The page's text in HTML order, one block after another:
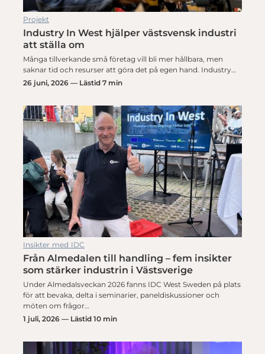
Projekt
Industry In West hjälper västsvensk industri
att ställa om
Många tillverkande små företag vill bli mer hållbara, men
saknar tid och resurser att göra det på egen hand. Industry…
26 juni, 2026 — Lästid 7 min
Insikter med IDC
Från Almedalen till handling – fem insikter
som stärker industrin i Västsverige
Under Almedalsveckan 2026 fanns IDC West Sweden på plats
för att bevaka, delta i seminarier, paneldiskussioner och
möten om frågor…
1 juli, 2026 — Lästid 10 min